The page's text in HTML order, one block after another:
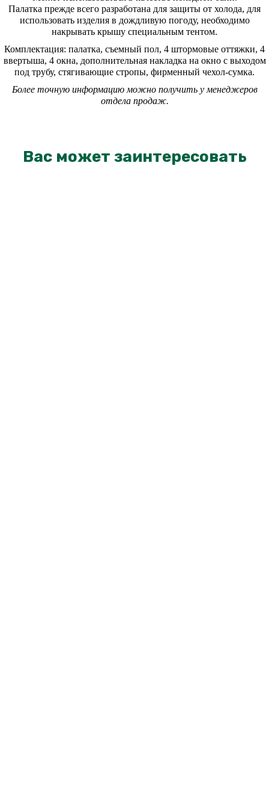
Палатка прежде всего разработана для защиты от холода, для
использовать изделия в дождливую погоду, необходимо
накрывать крышу специальным тентом.
Комплектация: палатка, съемный пол, 4 штормовые оттяжки, 4
ввертыша, 4 окна, дополнительная накладка на окно с выходом
под трубу, стягивающие стропы, фирменный чехол-сумка.
Более точную информацию можно получить у менеджеров
отдела продаж.
Вас может заинтересовать